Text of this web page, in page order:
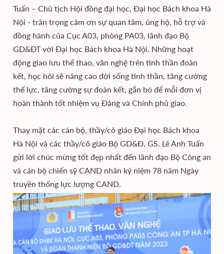
Tuấn – Chủ tịch Hội đồng đại học, Đại học Bách khoa Hà
Nội - trân trọng cảm ơn sự quan tâm, ủng hộ, hỗ trợ và
đồng hành của Cục A03, phòng PA03, lãnh đạo Bộ
GD&ĐT với Đại học Bách khoa Hà Nội. Những hoạt
động giao lưu thể thao, văn nghệ trên tinh thần đoàn
kết, học hỏi sẽ nâng cao đời sống tinh thần, tăng cường
thể lực, tăng cường sự đoàn kết, gắn bó để mỗi đơn vị
hoàn thành tốt nhiệm vụ Đảng và Chính phủ giao.
Thay mặt các cán bộ, thầy/cô giáo Đại học Bách khoa
Hà Nội và các thầy/cô giáo Bộ GD&Đ, GS. Lê Anh Tuấn
gửi lời chúc mừng tốt đẹp nhất đến lãnh đạo Bộ Công an
và cán bộ chiến sỹ CAND nhân kỷ niệm 78 năm Ngày
truyền thống lực lượng CAND.